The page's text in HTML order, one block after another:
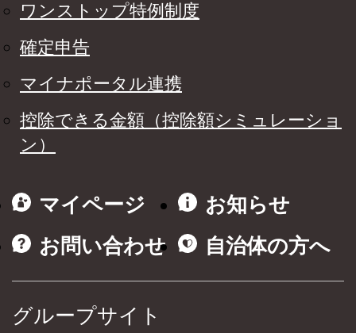
ワンストップ特例制度
確定申告
マイナポータル連携
控除できる金額（控除額シミュレーショ
ン）
マイページ
お知らせ
お問い合わせ
自治体の方へ
グループサイト